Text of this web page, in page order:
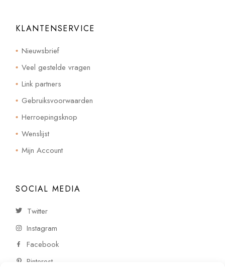
KLANTENSERVICE
Nieuwsbrief
Veel gestelde vragen
Link partners
Gebruiksvoorwaarden
Herroepingsknop
Wenslijst
Mijn Account
SOCIAL MEDIA
Twitter
Instagram
Facebook
Pinterest